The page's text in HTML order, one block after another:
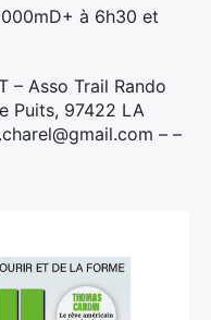
à 6h30 et
– Asso Trail Rando
Puits, 97422 LA
– –